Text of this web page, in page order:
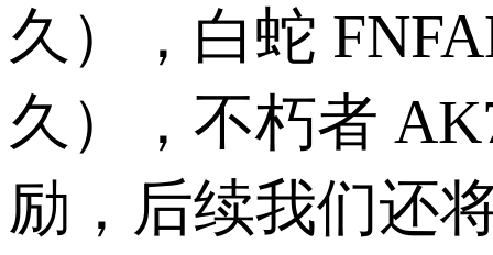
久），白蛇
久），不朽者
励， 后续我们还